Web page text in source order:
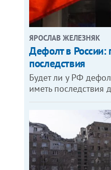
ЯРОСЛАВ ЖЕЛЕЗНЯК
Дефолт в России:
последствия
Будет ли у РФ
иметь последствия